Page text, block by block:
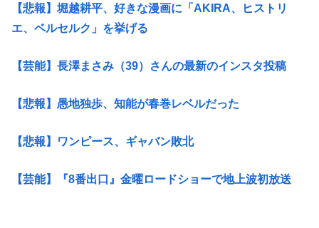
【悲報】堀越耕平、好きな漫画に「AKIRA、ヒストリ
エ、ベルセルク」を挙げる
【芸能】長澤まさみ（39）さんの最新のインスタ投稿
【悲報】愚地独歩、知能が春巻レベルだった
【悲報】ワンピース、ギャバン敗北
【芸能】『8番出口』金曜ロードショーで地上波初放送